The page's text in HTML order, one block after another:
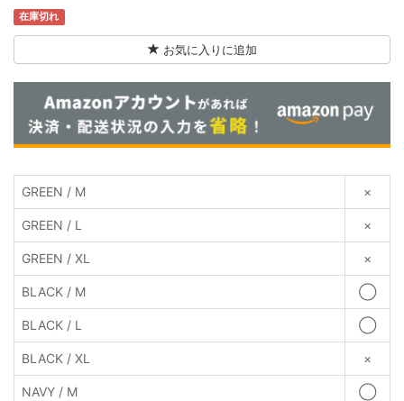
在庫切れ
お気に入りに追加
GREEN / M ×
GREEN / L ×
GREEN / XL ×
BLACK / M ◯
BLACK / L ◯
BLACK / XL ×
NAVY / M ◯